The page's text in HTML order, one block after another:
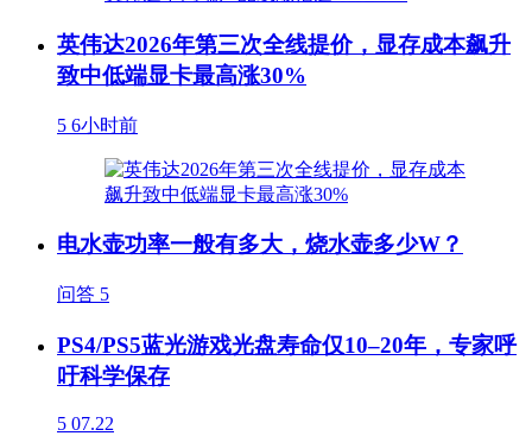
英伟达2026年第三次全线提价，显存成本飙升
致中低端显卡最高涨30%
5 6小时前
电水壶功率一般有多大，烧水壶多少W？
问答 5
PS4/PS5蓝光游戏光盘寿命仅10–20年，专家呼
吁科学保存
5 07.22